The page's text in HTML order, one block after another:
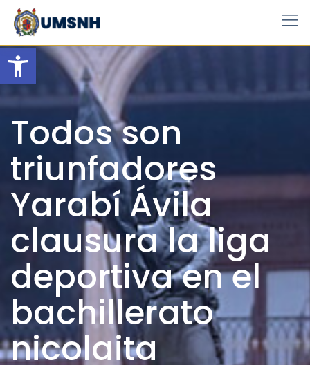
Open toolbar
Skip
content
Todos son
triunfadores
Yarabí Ávila
clausura la liga
deportiva en el
bachillerato
nicolaita